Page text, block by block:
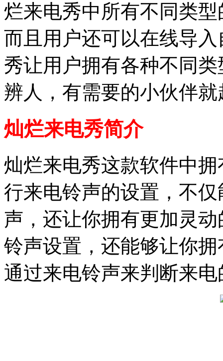
烂来电秀中所有不同类
而且用户还可以在线导
秀让用户拥有各种不同
辨人，有需要的小伙伴
灿烂来电秀简介
灿烂来电秀这款软件中
行来电铃声的设置，不
声，还让你拥有更加灵
铃声设置，还能够让你
通过来电铃声来判断来